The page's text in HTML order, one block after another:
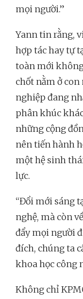
mọi người.”
Yann tin rằng,
hợp tác hay tự
toàn mới
chốt nằm ở
nghiệp đang
phân khúc
những cộng
nên tiến hành
một hệ sinh
lực.
“Đổi mới sáng
nghệ, mà còn
đẩy mọi người
đích, chúng ta
khoa học công
Không chỉ